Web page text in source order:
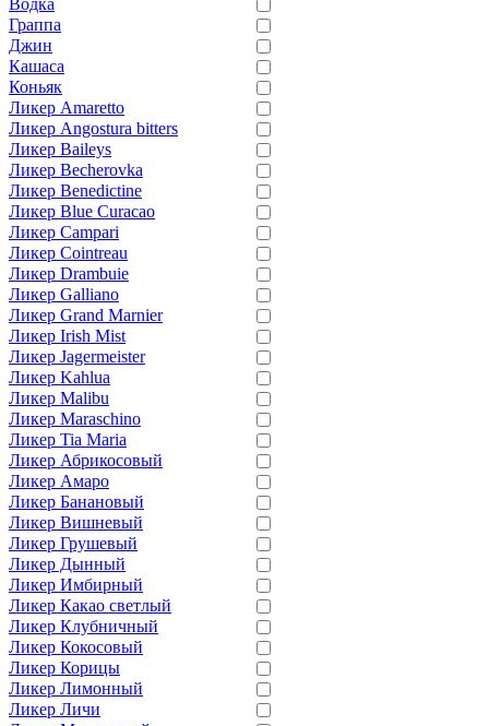
Граппа
Джин
Кашаса
Коньяк
Ликер Amaretto
Ликер Angostura bitters
Ликер Baileys
Ликер Becherovka
Ликер Benedictine
Ликер Blue Curacao
Ликер Campari
Ликер Cointreau
Ликер Drambuie
Ликер Galliano
Ликер Grand Marnier
Ликер Irish Mist
Ликер Jagermeister
Ликер Kahlua
Ликер Malibu
Ликер Maraschino
Ликер Tia Maria
Ликер Абрикосовый
Ликер Амаро
Ликер Банановый
Ликер Вишневый
Ликер Грушевый
Ликер Дынный
Ликер Имбирный
Ликер Какао светлый
Ликер Клубничный
Ликер Кокосовый
Ликер Корицы
Ликер Лимонный
Ликер Личи